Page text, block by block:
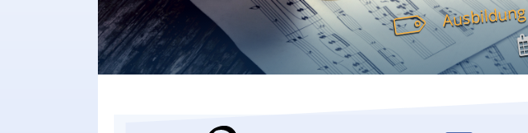
Ausbildung